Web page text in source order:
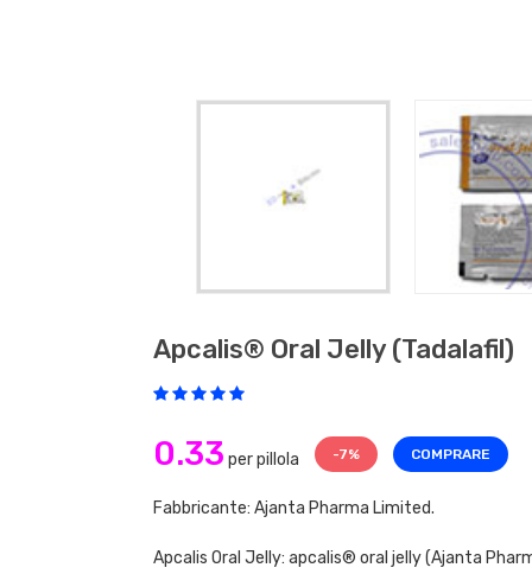
Apcalis® Oral Jelly (tadalafil)
0.33 per pillola -7% COMPRARE
Fabbricante: Ajanta Pharma Limited.
Apcalis Oral Jelly: apcalis® oral jelly(Ajanta